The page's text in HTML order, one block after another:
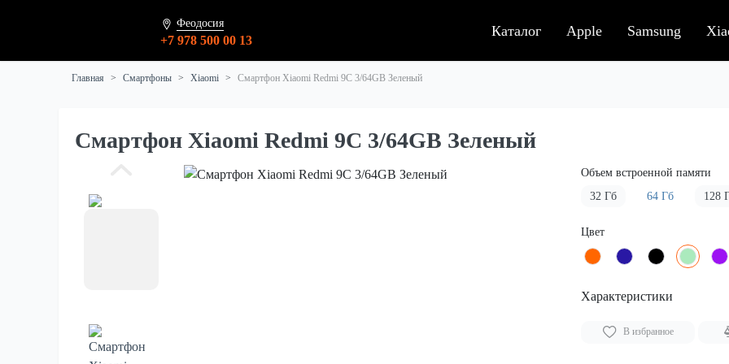
Феодосия
+7 978 500 00 13
Каталог Apple Samsung
Главная Смартфоны Xiaomi Смартфон Xiaomi Redmi 9C 3/64GB Зеленый
Смартфон Xiaomi Redmi 9C 3/64GB Зеленый
Объем встроенной памяти
32 Гб
64 Гб 128
Цвет
Характеристики
В избранное